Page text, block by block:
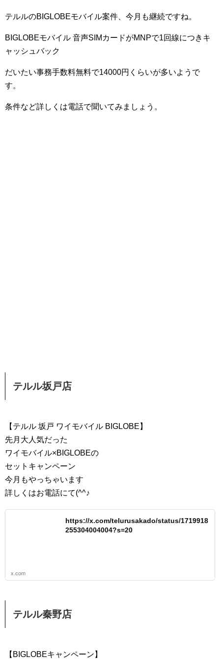
テルルのBIGLOBEモバイル案件、今月も継続ですね。
BIGLOBEモバイル 音声SIMカードがMNPで1回線につきキ
ャッシュバック
だいたい事務手数料無料で14000円くらいが多いようで
す。
条件など詳しくは電話で聞いてみましょう。
テルル坂戸店
【テルル 坂戸 ワイモバイル BIGLOBE】
先月大人気だった
ワイモバイル×BIGLOBEの
セットキャンペーン
今月もやっちゃいます
詳しくはお電話にて(^^♪
https://x.com/telurusakado/status/1719918
255304004004?s=20
x.com
テルル秦野店
【BIGLOBEキャンペーン】